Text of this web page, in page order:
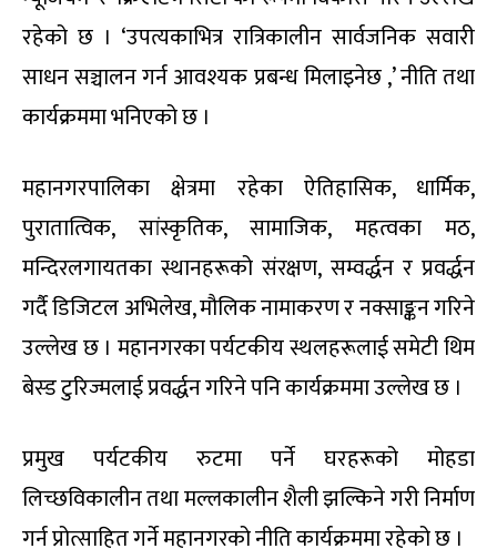
रहेको छ । ‘उपत्यकाभित्र रात्रिकालीन सार्वजनिक सवारी
साधन सञ्चालन गर्न आवश्यक प्रबन्ध मिलाइनेछ ,’ नीति तथा
कार्यक्रममा भनिएको छ ।
महानगरपालिका क्षेत्रमा रहेका ऐतिहासिक, धार्मिक,
पुरातात्विक, सांस्कृतिक, सामाजिक, महत्वका मठ,
मन्दिरलगायतका स्थानहरूको संरक्षण, सम्वर्द्धन र प्रवर्द्धन
गर्दै डिजिटल अभिलेख, मौलिक नामाकरण र नक्साङ्कन गरिने
उल्लेख छ । महानगरका पर्यटकीय स्थलहरूलाई समेटी थिम
बेस्ड टुरिज्मलाई प्रवर्द्धन गरिने पनि कार्यक्रममा उल्लेख छ ।
प्रमुख पर्यटकीय रुटमा पर्ने घरहरूको मोहडा
लिच्छविकालीन तथा मल्लकालीन शैली झल्किने गरी निर्माण
गर्न प्रोत्साहित गर्ने महानगरको नीति कार्यक्रममा रहेको छ ।